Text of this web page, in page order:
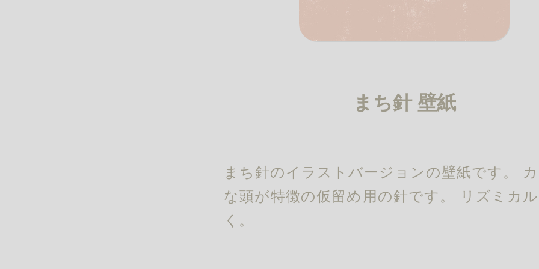
まち針 壁紙
まち針のイラストバージョンの壁紙です。
な頭が特徴の仮留め用の針です。 リズミカ
く。